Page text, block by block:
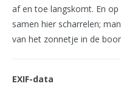
af en toe langskomt. En
samen hier scharrelen;
van het zonnetje in de
EXIF-data